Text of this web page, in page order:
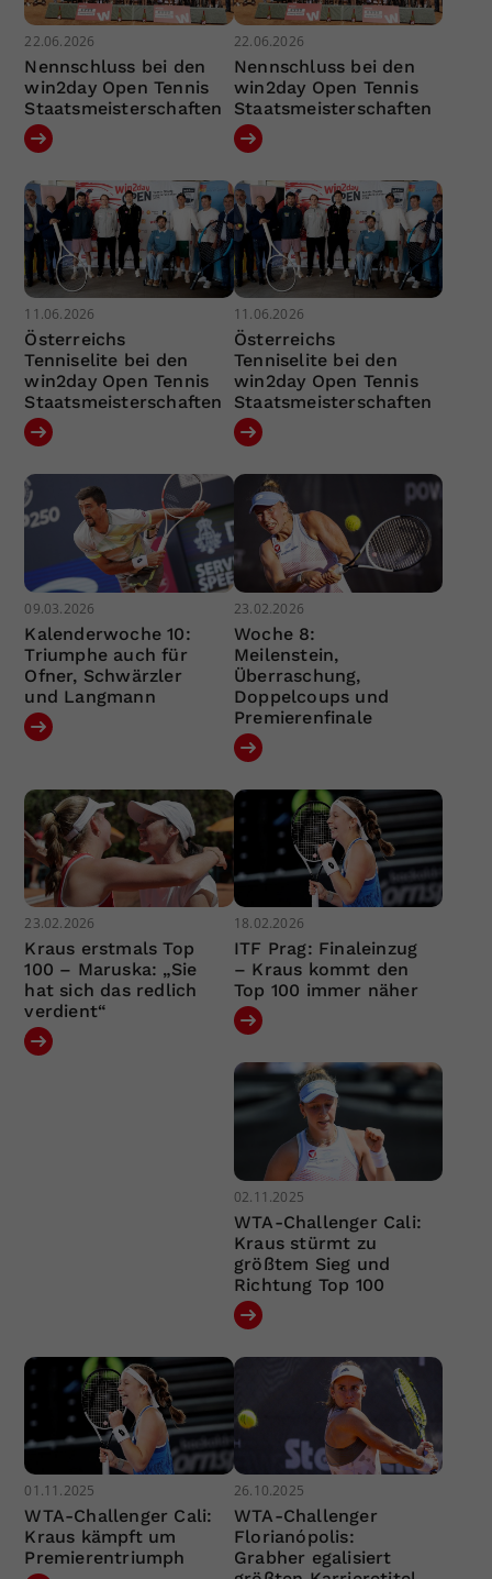
22.06.2026
Nennschluss bei den
win2day Open Tennis
Staatsmeisterschaften
22.06.2026
Nennschluss bei den
win2day Open Tennis
Staatsmeisterschaften
11.06.2026
Österreichs
Tenniselite bei den
win2day Open Tennis
Staatsmeisterschaften
11.06.2026
Österreichs
Tenniselite bei den
win2day Open Tennis
Staatsmeisterschaften
09.03.2026
Kalenderwoche 10:
Triumphe auch für
Ofner, Schwärzler
und Langmann
23.02.2026
Woche 8:
Meilenstein,
Überraschung,
Doppelcoups und
Premierenfinale
23.02.2026
Kraus erstmals Top
100 – Maruska: „Sie
hat sich das redlich
verdient“
18.02.2026
ITF Prag: Finaleinzug
– Kraus kommt den
Top 100 immer näher
02.11.2025
WTA-Challenger Cali:
Kraus stürmt zu
größtem Sieg und
Richtung Top 100
01.11.2025
WTA-Challenger Cali:
Kraus kämpft um
Premierentriumph
26.10.2025
WTA-Challenger
Florianópolis:
Grabher egalisiert